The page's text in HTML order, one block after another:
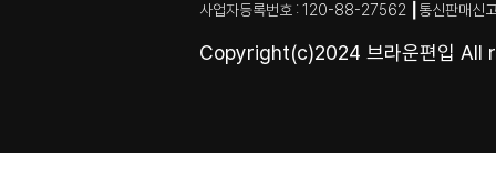
사업자등록번호 : 120-88-27562 ┃통신판매신
Copyright(c)2024 브라운편입